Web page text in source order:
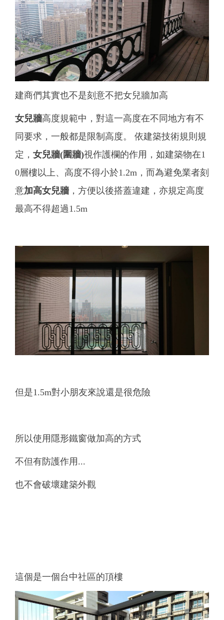
建商們其實也不是刻意不把女兒牆加高
女兒牆高度規範中，對這一高度在不同地方有不
同要求，一般都是限制高度。 依建築技術規則規
定， 女兒牆(圍牆)視作護欄的作用，如建築物在1
0層樓以上、高度不得小於1.2m，而為避免業者刻
意加高女兒牆 ，方便以後搭蓋違建，亦規定高度
最高不得超過1.5m
但是1.5m對小朋友來說還是很危險
所以使用隱形鐵窗做加高的方式
不但有防護作用...
也不會破壞建築外觀
這個是一個台中社區的頂樓